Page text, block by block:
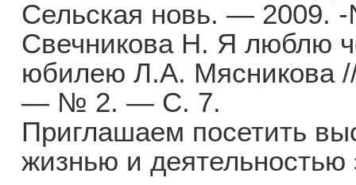
Сельская новь. — 2009.
Свечникова Н. Я люблю
юбилею Л.А. Мясникова
— № 2. — С. 7.
Приглашаем посетить
жизнью и деятельностью